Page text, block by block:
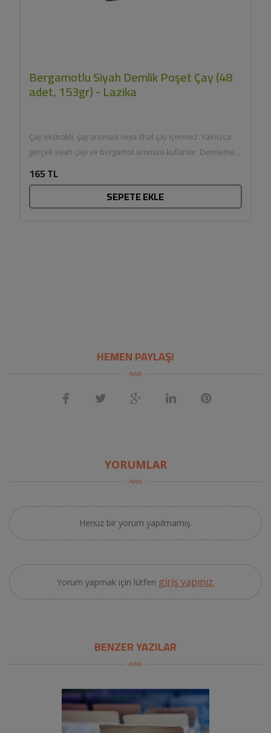
Bergamotlu Siyah Demlik Poşet Çay (48
adet, 153gr) - Lazika
Çay ekstraktı, çay aroması veya ithal çay içermez. Yalnızca
gerçek siyah çayı ve bergamot aroması kullanılır. Demleme
165 TL
SEPETE EKLE
HEMEN PAYLAŞ!
YORUMLAR
Henüz bir yorum yapılmamış.
Yorum yapmak için lütfen giriş yapınız.
BENZER YAZILAR